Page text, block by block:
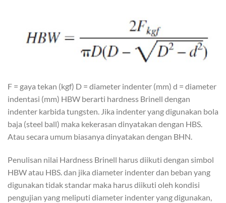
F = gaya tekan (kgf) D = diameter indenter (mm) d = diameter
indentasi (mm) HBW berarti hardness Brinell dengan
indenter karbida tungsten. Jika indenter yang digunakan bola
baja (steel ball) maka kekerasan dinyatakan dengan HBS.
Atau secara umum biasanya dinyatakan dengan BHN.
Penulisan nilai Hardness Brinell harus diikuti dengan simbol
HBW atau HBS. dan jika diameter indenter dan beban yang
digunakan tidak standar maka harus diikuti oleh kondisi
pengujian yang meliputi diameter indenter yang digunakan,